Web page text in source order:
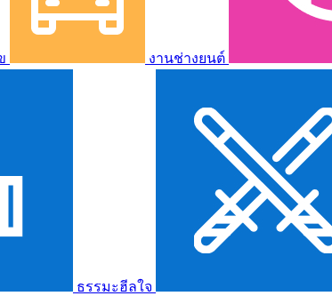
งานช่างยนต์
ธรรมะฮีลใจ